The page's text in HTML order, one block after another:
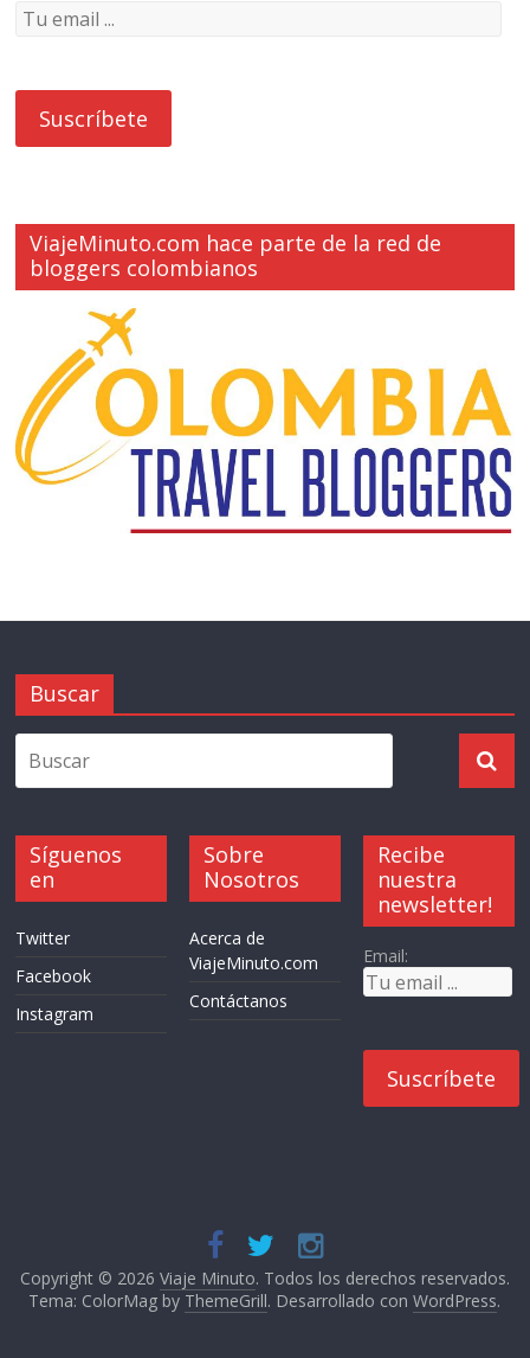
ViajeMinuto.com hace parte de la red de
bloggers colombianos
Buscar
Síguenos
en
Twitter
Facebook
Instagram
Sobre
Nosotros
Acerca de
ViajeMinuto.com
Contáctanos
Recibe
nuestra
newsletter!
Email:
Copyright © 2026 Viaje Minuto. Todos los derechos reservados.
Tema: ColorMag by ThemeGrill. Desarrollado conWordPress.